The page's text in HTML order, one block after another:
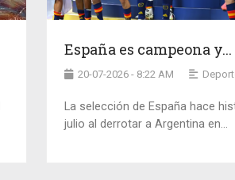
España es campeona y...
20-07-2026 - 8:22 AM
La selección de España hace
julio al derrotar a Argentina en...